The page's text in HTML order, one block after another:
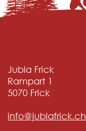
Jubla Frick
Rampart 1
5070 Frick
info@jublafrick.ch